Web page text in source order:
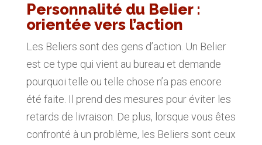
Personnalité du Belier :
orientée vers l’action
Les Beliers sont des gens d’action. Un Belier
est ce type qui vient au bureau et demande
pourquoi telle ou telle chose n’a pas encore
été faite. Il prend des mesures pour éviter les
retards de livraison. De plus, lorsque vous êtes
confronté à un problème, les Beliers sont ceux